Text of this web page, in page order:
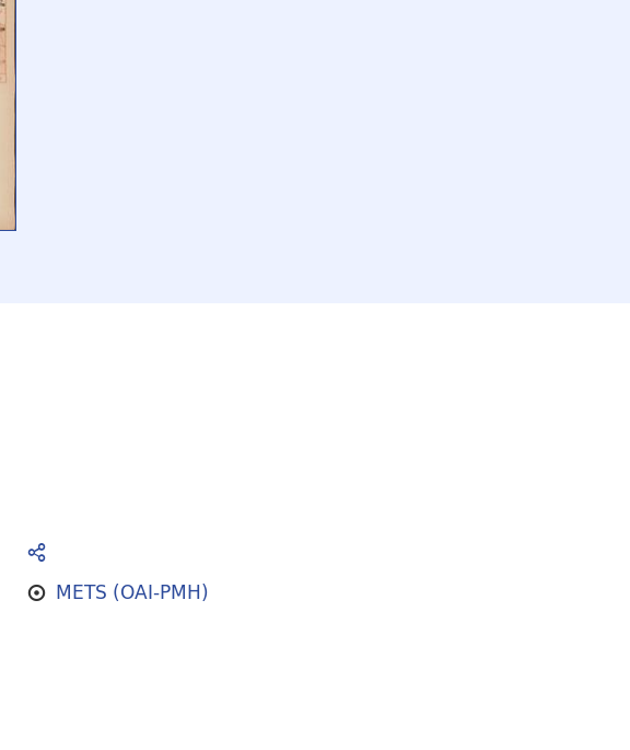
METS (OAI-PMH)